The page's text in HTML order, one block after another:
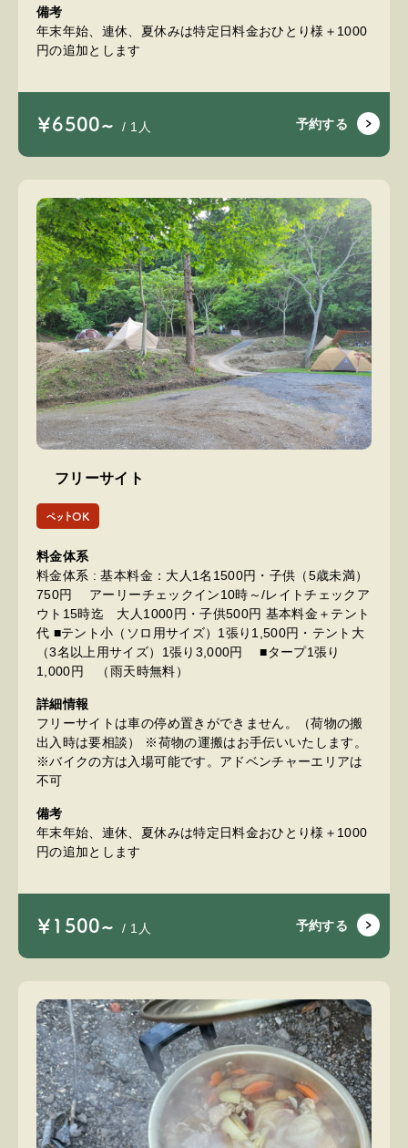
備考
年末年始、連休、夏休みは特定日料金おひとり様＋1000
円の追加とします
￥6500~ / 1人 予約する
フリーサイト
ペットOK
料金体系
料金体系 : 基本料金：大人1名1500円・子供（5歳未満）
750円 アーリーチェックイン10時～/レイトチェックア
ウト15時迄 大人1000円・子供500円 基本料金＋テント
代 ■テント小（ソロ用サイズ）1張り1,500円・テント大
（3名以上用サイズ）1張り3,000円 ■タープ1張り
1,000円 （雨天時無料）
詳細情報
フリーサイトは車の停め置きができません。（荷物の搬
出入時は要相談） ※荷物の運搬はお手伝いいたします。
※バイクの方は入場可能です。アドベンチャーエリアは
不可
備考
年末年始、連休、夏休みは特定日料金おひとり様＋1000
円の追加とします
￥1500~ / 1人 予約する